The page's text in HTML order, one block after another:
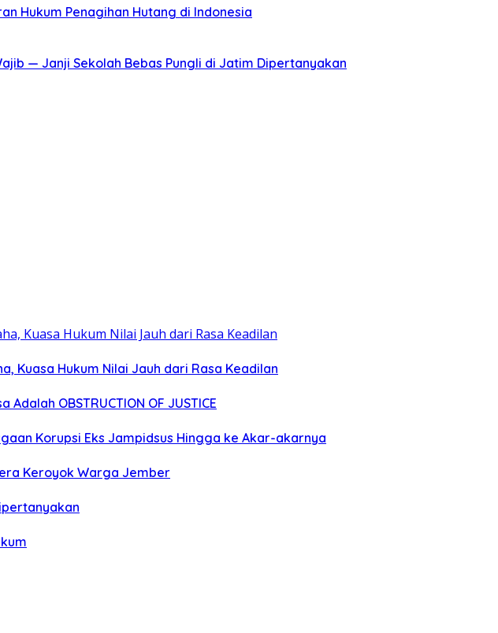
Hukum Penagihan Hutang di Indonesia
— Janji Sekolah Bebas Pungli di Jatim Dipertanyakan
Kuasa Hukum Nilai Jauh dari Rasa Keadilan
OBSTRUCTION OF JUSTICE
Korupsi Eks Jampidsus Hingga ke Akar-akarnya
Keroyok Warga Jember